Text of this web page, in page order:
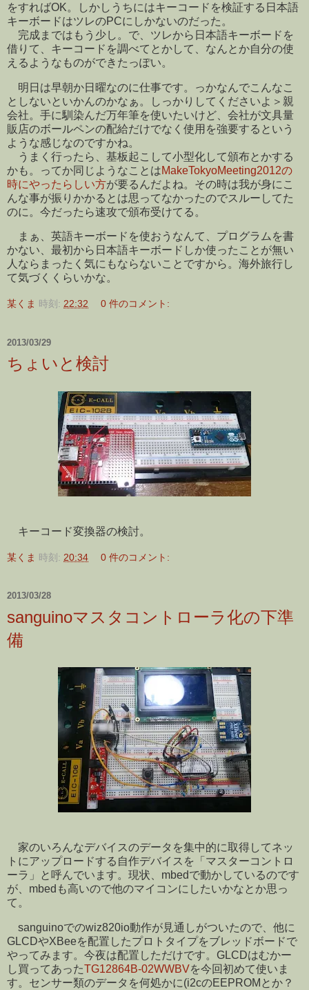
をすればOK。しかしうちにはキーコードを検証する日本語
キーボードはツレのPCにしかないのだった。
完成まではもう少し。で、ツレから日本語キーボードを
借りて、キーコードを調べてとかして、なんとか自分の使
えるようなものができたっぽい。
明日は早朝か日曜なのに仕事です。っかなんでこんなこ
としないといかんのかなぁ。しっかりしてくださいよ＞親
会社。手に馴染んだ万年筆を使いたいけど、会社が文具量
販店のボールペンの配給だけでなく使用を強要するという
ような感じなのですかね。
うまく行ったら、基板起こして小型化して頒布とかする
かも。ってか同じようなことはMakeTokyoMeeting2012の
時にやったらしい方が要るんだよね。その時は我が身にこ
んな事が振りかかるとは思ってなかったのでスルーしてた
のに。今だったら速攻で頒布受けてる。
まぁ、英語キーボードを使おうなんて、プログラムを書
かない、最初から日本語キーボードしか使ったことが無い
人ならまったく気にもならないことですから。海外旅行し
て気づくくらいかな。
某くま 時刻: 22:32 0 件のコメント:
2013/03/29
ちょいと検討
キーコード変換器の検討。
某くま 時刻: 20:34 0 件のコメント:
2013/03/28
sanguinoマスタコントローラ化の下準
備
家のいろんなデバイスのデータを集中的に取得してネッ
トにアップロードする自作デバイスを「マスターコントロ
ーラ」と呼んでいます。現状、mbedで動かしているのです
が、mbedも高いので他のマイコンにしたいかなとか思っ
て。
sanguinoでのwiz820io動作が見通しがついたので、他に
GLCDやXBeeを配置したプロトタイプをブレッドボードで
やってみます。今夜は配置しただけです。GLCDはむかー
し買ってあったTG12864B-02WWBVを今回初めて使いま
す。センサー類のデータを何処かに(i2cのEEPROMとか？